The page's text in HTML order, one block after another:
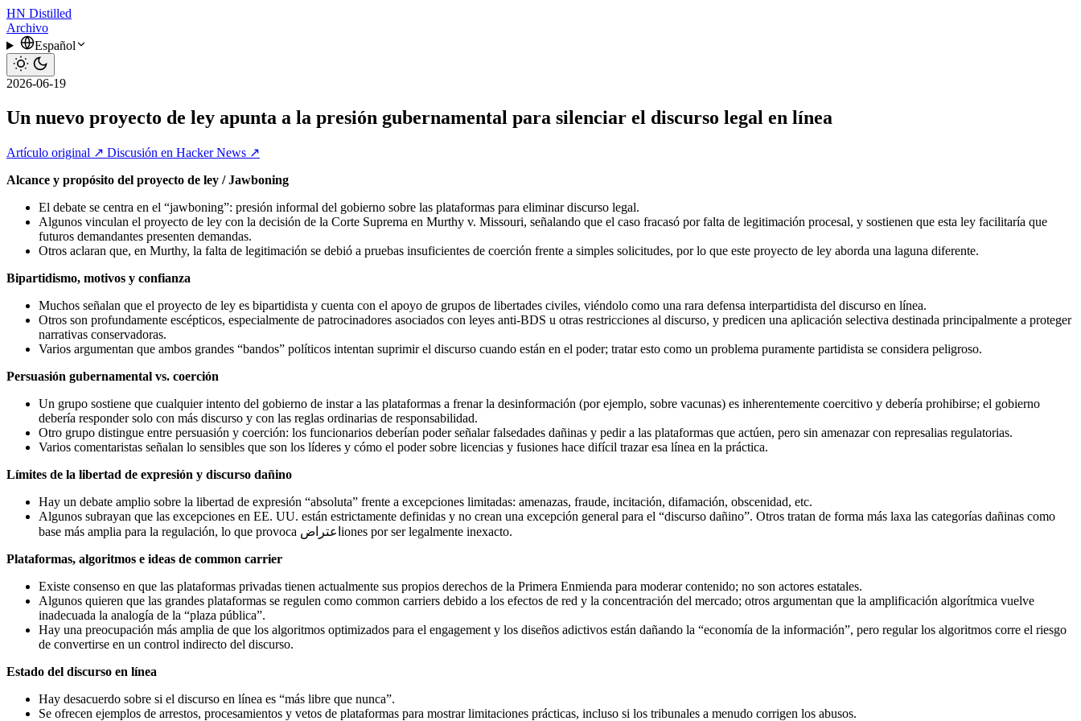
HN Distilled
Archivo
Español
2026-06-19
Un nuevo proyecto de ley apunta a la presión gubernamental para silenciar el discurso legal en línea
Artículo original ↗ Discusión en Hacker News ↗
Alcance y propósito del proyecto de ley / Jawboning
El debate se centra en el “jawboning”: presión informal del gobierno sobre las plataformas para eliminar discurso legal.
Algunos vinculan el proyecto de ley con la decisión de la Corte Suprema en Murthy v. Missouri, señalando que el caso fracasó por falta de legitimación procesal, y sostienen que esta ley facilitaría que
futuros demandantes presenten demandas.
Otros aclaran que, en Murthy, la falta de legitimación se debió a pruebas insuficientes de coerción frente a simples solicitudes, por lo que este proyecto de ley aborda una laguna diferente.
Bipartidismo, motivos y confianza
Muchos señalan que el proyecto de ley es bipartidista y cuenta con el apoyo de grupos de libertades civiles, viéndolo como una rara defensa interpartidista del discurso en línea.
Otros son profundamente escépticos, especialmente de patrocinadores asociados con leyes anti‑BDS u otras restricciones al discurso, y predicen una aplicación selectiva destinada principalmente a proteger
narrativas conservadoras.
Varios argumentan que ambos grandes “bandos” políticos intentan suprimir el discurso cuando están en el poder; tratar esto como un problema puramente partidista se considera peligroso.
Persuasión gubernamental vs. coerción
Un grupo sostiene que cualquier intento del gobierno de instar a las plataformas a frenar la desinformación (por ejemplo, sobre vacunas) es inherentemente coercitivo y debería prohibirse; el gobierno
debería responder solo con más discurso y con las reglas ordinarias de responsabilidad.
Otro grupo distingue entre persuasión y coerción: los funcionarios deberían poder señalar falsedades dañinas y pedir a las plataformas que actúen, pero sin amenazar con represalias regulatorias.
Varios comentaristas señalan lo sensibles que son los líderes y cómo el poder sobre licencias y fusiones hace difícil trazar esa línea en la práctica.
Límites de la libertad de expresión y discurso dañino
Hay un debate amplio sobre la libertad de expresión “absoluta” frente a excepciones limitadas: amenazas, fraude, incitación, difamación, obscenidad, etc.
Algunos subrayan que las excepciones en EE. UU. están estrictamente definidas y no crean una excepción general para el “discurso dañino”. Otros tratan de forma más laxa las categorías dañinas como
base más amplia para la regulación, lo que provoca اعتراضiones por ser legalmente inexacto.
Plataformas, algoritmos e ideas de common carrier
Existe consenso en que las plataformas privadas tienen actualmente sus propios derechos de la Primera Enmienda para moderar contenido; no son actores estatales.
Algunos quieren que las grandes plataformas se regulen como common carriers debido a los efectos de red y la concentración del mercado; otros argumentan que la amplificación algorítmica vuelve
inadecuada la analogía de la “plaza pública”.
Hay una preocupación más amplia de que los algoritmos optimizados para el engagement y los diseños adictivos están dañando la “economía de la información”, pero regular los algoritmos corre el riesgo
de convertirse en un control indirecto del discurso.
Estado del discurso en línea
Hay desacuerdo sobre si el discurso en línea es “más libre que nunca”.
Se ofrecen ejemplos de arrestos, procesamientos y vetos de plataformas para mostrar limitaciones prácticas, incluso si los tribunales a menudo corrigen los abusos.